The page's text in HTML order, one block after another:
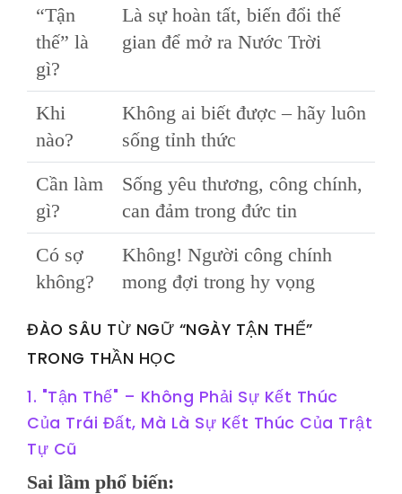
“Tận
thế” là
gì?
Là sự hoàn tất, biến đổi thế
gian để mở ra Nước Trời
Khi
nào?
Không ai biết được – hãy luôn
sống tỉnh thức
Cần làm
gì?
Sống yêu thương, công chính,
can đảm trong đức tin
Có sợ
không?
Không! Người công chính
mong đợi trong hy vọng
ĐÀO SÂU TỪ NGỮ “NGÀY TẬN THẾ”
TRONG THẦN HỌC
1. "Tận Thế" – Không Phải Sự Kết Thúc
Của Trái Đất, Mà Là Sự Kết Thúc Của Trật
Tự Cũ
Sai lầm phổ biến: